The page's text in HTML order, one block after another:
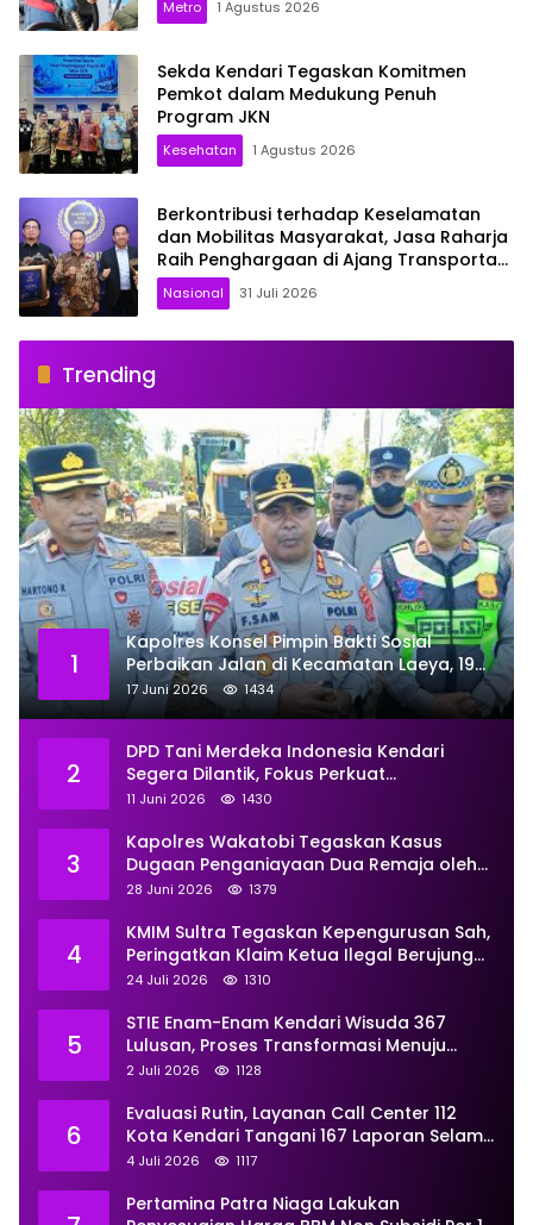
Metro 1 Agustus 2026
Sekda Kendari Tegaskan Komitmen
Pemkot dalam Medukung Penuh
Program JKN
Kesehatan 1 Agustus 2026
Berkontribusi terhadap Keselamatan
dan Mobilitas Masyarakat, Jasa Raharja
Raih Penghargaan di Ajang Transportasi
Indonesia Awards 2026
Nasional 31 Juli 2026
Trending
1
Kapolres Konsel Pimpin Bakti Sosial
Perbaikan Jalan di Kecamatan Laeya, 19
Titik Rusak Siap Ditambal
17 Juni 2026 1434
2
DPD Tani Merdeka Indonesia Kendari
Segera Dilantik, Fokus Perkuat
Pemberdayaan
11 Juni 2026 1430
3
Kapolres Wakatobi Tegaskan Kasus
Dugaan Penganiayaan Dua Remaja oleh
Dua Anggota Ditangani Secara
28 Juni 2026 1379
4
KMIM Sultra Tegaskan Kepengurusan Sah,
Peringatkan Klaim Ketua Ilegal Berujung
Proses Hukum
24 Juli 2026 1310
5
STIE Enam-Enam Kendari Wisuda 367
Lulusan, Proses Transformasi Menuju
Universitas Resmi Diterima
2 Juli 2026 1128
6
Evaluasi Rutin, Layanan Call Center 112
Kota Kendari Tangani 167 Laporan Selama
Juni
4 Juli 2026 1117
Pertamina Patra Niaga Lakukan